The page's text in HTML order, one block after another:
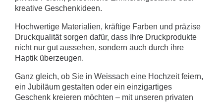
kreative Geschenkideen.
Hochwertige Materialien, kräftige Farben und präzise
Druckqualität sorgen dafür, dass Ihre Druckprodukte
nicht nur gut aussehen, sondern auch durch ihre
Haptik überzeugen.
Ganz gleich, ob Sie in Weissach eine Hochzeit feiern,
ein Jubiläum gestalten oder ein einzigartiges
Geschenk kreieren möchten – mit unseren privaten